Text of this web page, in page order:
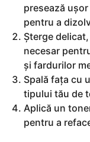
presează
pentru a
Șterge
necesar
și fardurilor
Spală fața cu
tipului tău de
Aplică un
pentru a